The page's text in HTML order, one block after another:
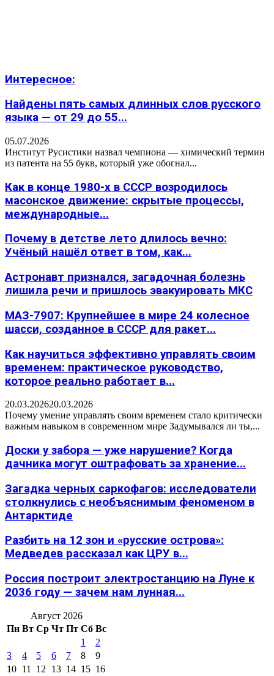
Интересное:
Найдены пять самых длинных слов русского
языка — от 29 до 55...
05.07.2026
Институт Русистики назвал чемпиона — химический термин
из патента на 55 букв, который уже обогнал...
Как в конце 1980-х в СССР возродилось
масонское движение: скрытые процессы,
международные...
Почему в детстве лето длилось вечно:
Учёный нашёл ответ в том, как...
Астронавт признался, загадочная болезнь
лишила речи и пришлось эвакуировать МКС
МАЗ-7907: Крупнейшее в мире 24 колесное
шасси, созданное в СССР для ракет...
Как научиться эффективно управлять своим
временем: практическое руководство,
которое реально работает в...
20.03.202620.03.2026
Почему умение управлять своим временем стало критически
важным навыком в современном мире Задумывался ли ты,...
Доски у забора — уже нарушение? Когда
дачника могут оштрафовать за хранение...
Загадка черных саркофагов: исследователи
столкнулись с необъяснимым феноменом в
Антарктиде
Разбить на 12 зон и «русские острова»:
Медведев рассказал как ЦРУ в...
Россия построит электростанцию на Луне к
2036 году — зачем нам лунная...
Август 2026
Пн Вт Ср Чт Пт Сб Вс
1
2
3
4 5 6 7 8
9
10 11 12 13 14 15 16